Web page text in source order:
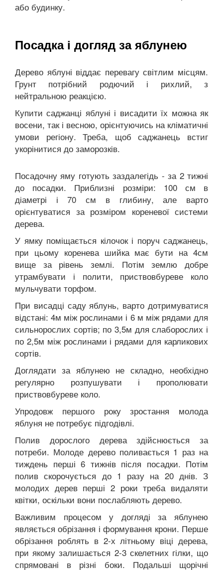
або будинку.
Посадка і догляд за яблунею
Дерево яблуні віддає перевагу світлим місцям.
Грунт потрібний родючий і рихлий, з
нейтральною реакцією.
Купити саджанці яблуні і висадити їх можна як
восени, так і весною, орієнтуючись на кліматичні
умови регіону. Треба, щоб саджанець встиг
укорінитися до заморозків.
Посадочну яму готують заздалегідь - за 2 тижні
до посадки. Приблизні розміри: 100 см в
діаметрі і 70 см в глибину, але варто
орієнтуватися за розміром кореневої системи
дерева.
У ямку поміщається кілочок і поруч саджанець,
при цьому коренева шийка має бути на 4см
вище за рівень землі. Потім землю добре
утрамбувати і полити, приствовбуреве коло
мульчувати торфом.
При висадці саду яблунь, варто дотримуватися
відстані: 4м між рослинами і 6 м між рядами для
сильнорослих сортів; по 3,5м для слаборослих і
по 2,5м між рослинами і рядами для карликових
сортів.
Доглядати за яблунею не складно, необхідно
регулярно розпушувати і прополювати
приствовбуреве коло.
Упродовж першого року зростання молода
яблуня не потребує підгодівлі.
Полив дорослого дерева здійснюється за
потреби. Молоде дерево поливається 1 раз на
тиждень перші 6 тижнів після посадки. Потім
полив скорочується до 1 разу на 20 днів. З
молодих дерев перші 2 роки треба видаляти
квітки, оскільки вони послабляють дерево.
Важливим процесом у догляді за яблунею
являється обрізання і формування крони. Перше
обрізання роблять в 2-х літньому віці дерева,
при якому залишається 2-3 скелетних гілки, що
спрямовані в різні боки. Подальші щорічні